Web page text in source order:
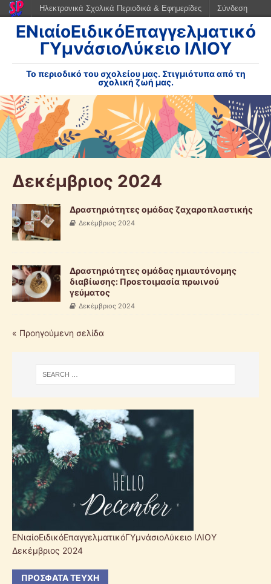
ΕΝιαίοΕιδικόΕπαγγελματικό
ΓΥμνάσιοΛύκειο ΙΛΙΟΥ
Το περιοδικό του σχολείου μας. Στιγμιότυπα από τη
σχολική ζωή μας.
Δεκέμβριος 2024
Δραστηριότητες ομάδας ζαχαροπλαστικής
Δεκέμβριος 2024
Δραστηριότητες ομάδας ημιαυτόνομης
διαβίωσης: Προετοιμασία πρωινού
γεύματος
Δεκέμβριος 2024
« Προηγούμενη σελίδα
ΕΝιαίοΕιδικόΕπαγγελματικόΓΥμνάσιοΛύκειο ΙΛΙΟΥ
Δεκέμβριος 2024
ΠΡΌΣΦΑΤΑ ΤΕΎΧΗ
Ηλεκτρονικά Σχολικά Περιοδικά & Εφημερίδες Σύνδεση